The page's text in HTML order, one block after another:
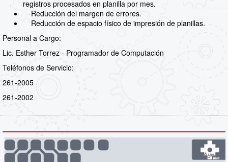
registros procesados en planilla por mes.
Reducción del margen de errores.
Reducción de espacio físico de impresión de planillas.
Personal a Cargo:
Lic. Esther Torrez - Programador de Computación
Teléfonos de Servicio:
261-2005
261-2002